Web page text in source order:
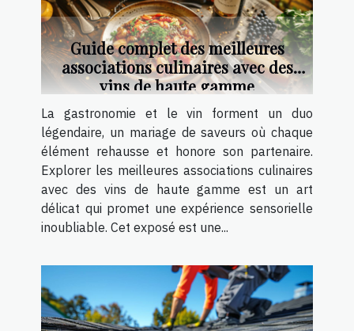
Guide complet des meilleures
associations culinaires avec des
vins de haute gamme
La gastronomie et le vin forment un duo
légendaire, un mariage de saveurs où chaque
élément rehausse et honore son partenaire.
Explorer les meilleures associations culinaires
avec des vins de haute gamme est un art
délicat qui promet une expérience sensorielle
inoubliable. Cet exposé est une...